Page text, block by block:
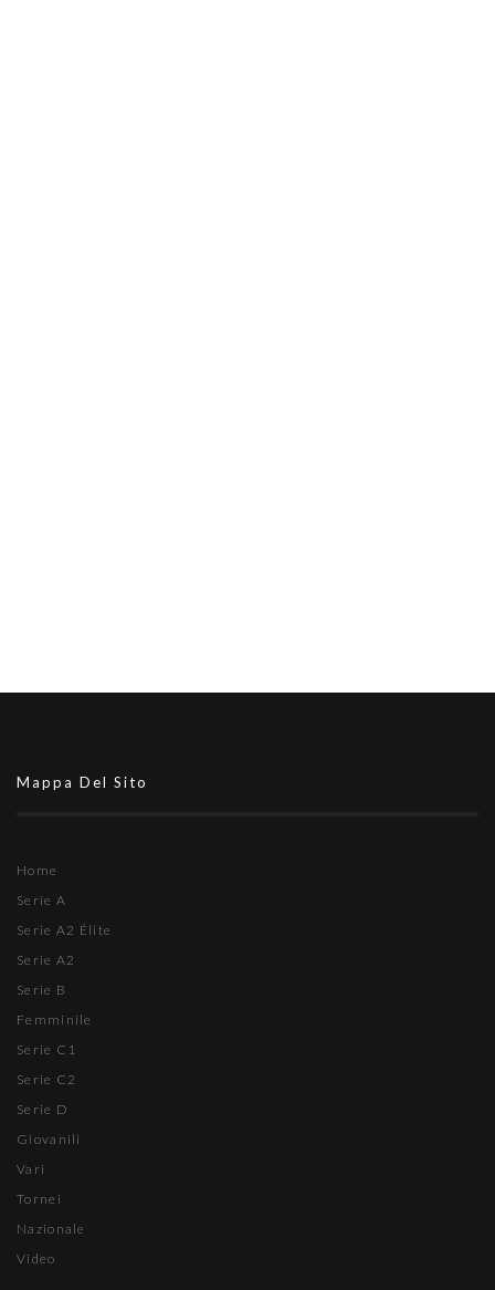
Mappa Del Sito
Home
Serie A
Serie A2 Élite
Serie A2
Serie B
Femminile
Serie C1
Serie C2
Serie D
Giovanili
Vari
Tornei
Nazionale
Video